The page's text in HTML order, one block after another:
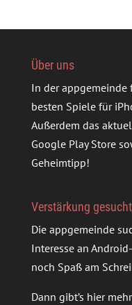
Über uns
In der
besten Spiele für
Außerdem das
Google Play Store
Geheimtipp!
Verstärkung
Die appgemeinde
Interesse an
noch Spaß am
Dann gibt’s hier